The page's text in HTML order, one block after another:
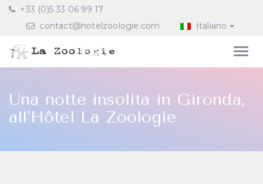
+33 (0)5 33 06 99 17
contact@hotelzoologie.com
Italiano
Una notte insolita in Gironda,
all’Hôtel La Zoologie